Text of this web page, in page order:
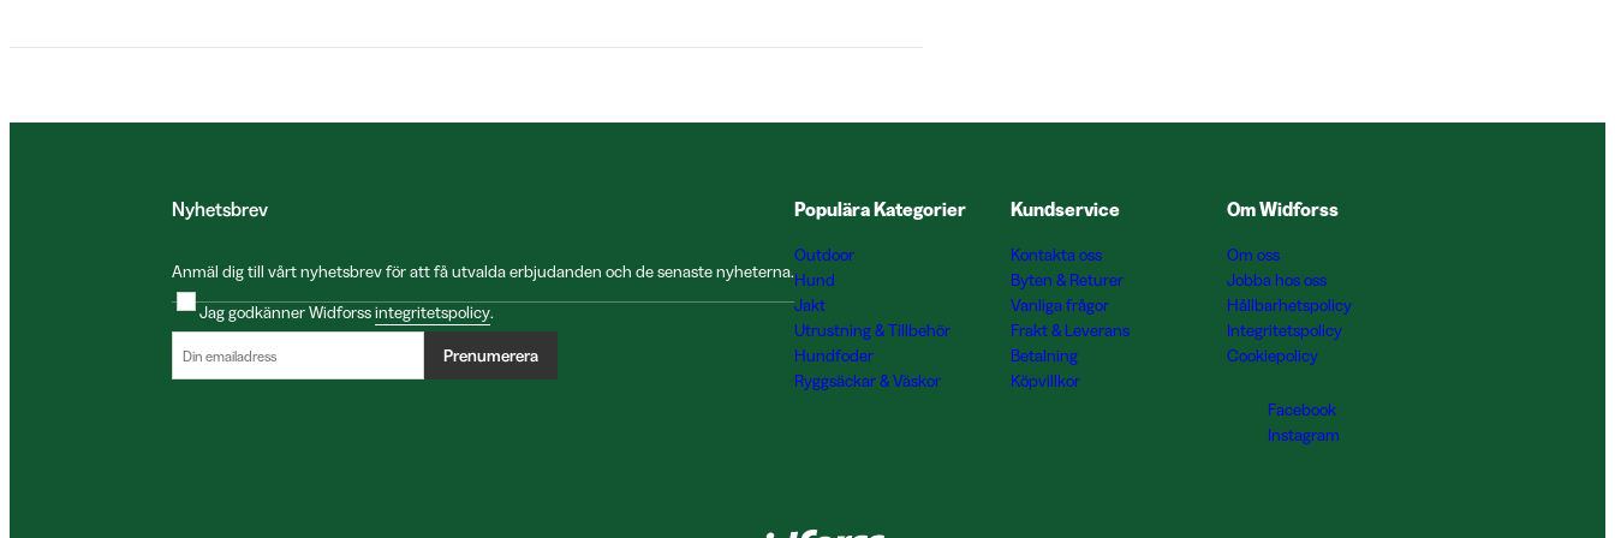
Nyhetsbrev
Anmäl dig till vårt nyhetsbrev för att få utvalda erbjudanden och de senaste nyheterna.
Jag godkänner Widforssintegritetspolicy.
Prenumerera
Populära Kategorier
Outdoor
Hund
Jakt
Utrustning & Tillbehör
Hundfoder
Ryggsäckar & Väskor
Kundservice
Kontakta oss
Byten & Returer
Vanliga frågor
Frakt & Leverans
Betalning
Köpvillkor
Om Widforss
Om oss
Jobba hos oss
Hållbarhetspolicy
Integritetspolicy
Cookiepolicy
Facebook
Instagram